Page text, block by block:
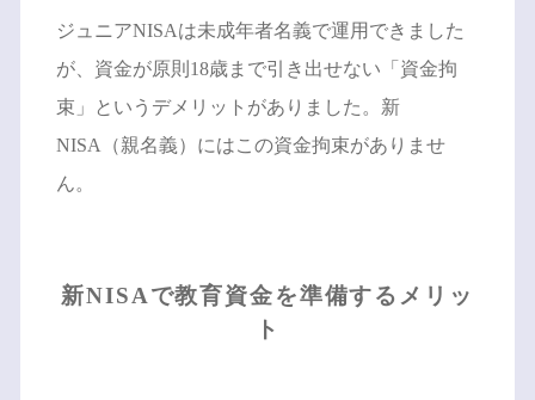
ジュニアNISAは未成年者名義で運用できました
が、資金が原則18歳まで引き出せない「資金拘
束」というデメリットがありました。新
NISA（親名義）にはこの資金拘束がありませ
ん。
新NISAで教育資金を準備するメリッ
ト